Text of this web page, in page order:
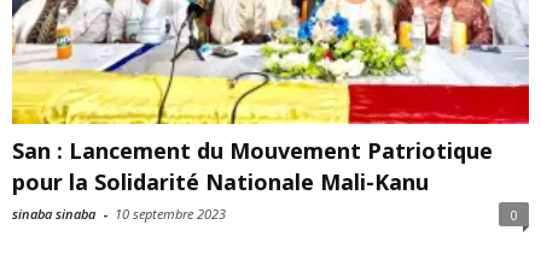
San : Lancement du Mouvement Patriotique
pour la Solidarité Nationale Mali-Kanu
sinaba sinaba - 10 septembre 2023 0